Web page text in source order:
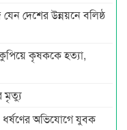
দেশের উন্নয়নে বলিষ্ঠ
কৃষককে হত্যা,
মৃত্যু
অভিযোগে যুবক